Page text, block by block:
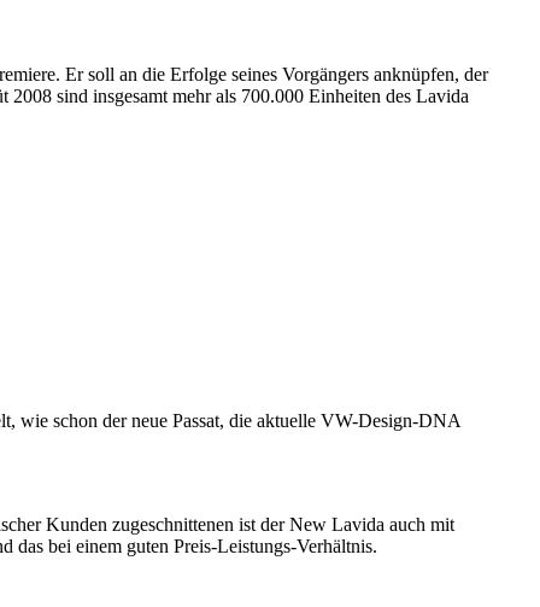
Er soll an die Erfolge seines Vorgängers anknüpfen, der
sind insgesamt mehr als 700.000 Einheiten des Lavida
wie schon der neue Passat, die aktuelle VW-Design-DNA
Kunden zugeschnittenen ist der New Lavida auch mit
das bei einem guten Preis-Leistungs-Verhältnis.